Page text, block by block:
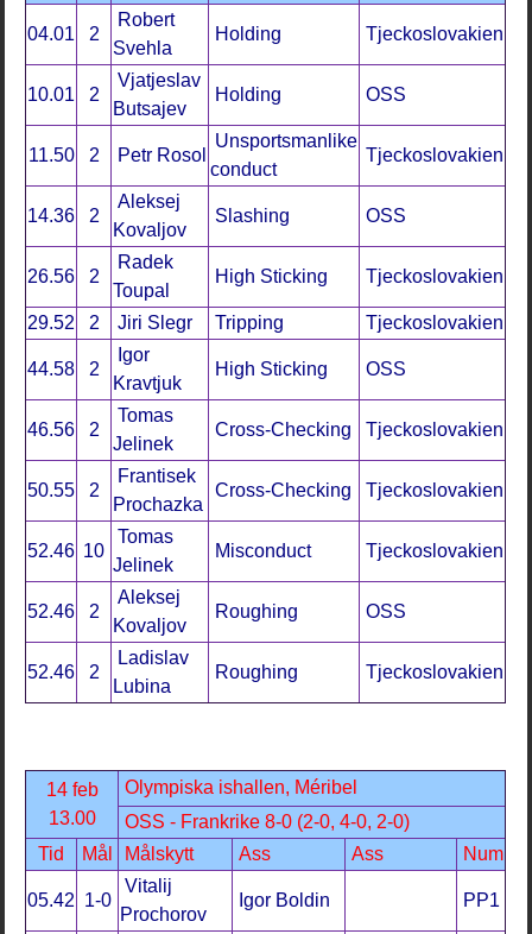
04.01 2
Robert
Svehla
Holding Tjeckoslovakien
10.01 2
Vjatjeslav
Butsajev
Holding OSS
11.50 2 Petr Rosol
Unsportsmanlike
conduct
Tjeckoslovakien
14.36 2
Aleksej
Kovaljov
Slashing OSS
26.56 2
Radek
Toupal
High Sticking Tjeckoslovakien
29.52 2 Jiri Slegr Tripping Tjeckoslovakien
44.58 2
Igor
Kravtjuk
High Sticking OSS
46.56 2
Tomas
Jelinek
Cross-Checking Tjeckoslovakien
50.55 2
Frantisek
Prochazka
Cross-Checking Tjeckoslovakien
52.46 10
Tomas
Jelinek
Misconduct Tjeckoslovakien
52.46 2
Aleksej
Kovaljov
Roughing OSS
52.46 2
Ladislav
Lubina
Roughing Tjeckoslovakien
14 feb
13.00
Olympiska ishallen, Méribel
OSS - Frankrike 8-0 (2-0, 4-0, 2-0)
Tid
Mål Målskytt Ass Ass Num
05.42 1-0
Vitalij
Prochorov
Igor Boldin PP1